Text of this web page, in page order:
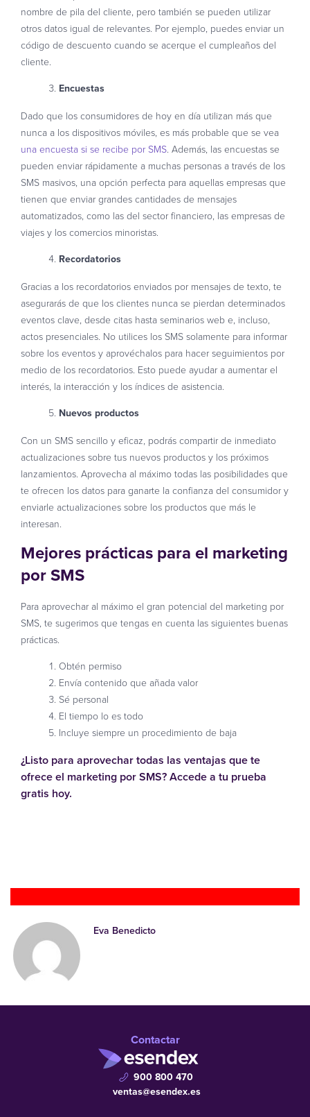
nombre de pila del cliente, pero también se pueden utilizar
otros datos igual de relevantes. Por ejemplo, puedes enviar un
código de descuento cuando se acerque el cumpleaños del
cliente.
Encuestas
Dado que los consumidores de hoy en día utilizan más que
nunca a los dispositivos móviles, es más probable que se vea
una encuesta si se recibe por SMS. Además, las encuestas se
pueden enviar rápidamente a muchas personas a través de los
SMS masivos, una opción perfecta para aquellas empresas que
tienen que enviar grandes cantidades de mensajes
automatizados, como las del sector financiero, las empresas de
viajes y los comercios minoristas.
Recordatorios
Gracias a los recordatorios enviados por mensajes de texto, te
asegurarás de que los clientes nunca se pierdan determinados
eventos clave, desde citas hasta seminarios web e, incluso,
actos presenciales. No utilices los SMS solamente para informar
sobre los eventos y aprovéchalos para hacer seguimientos por
medio de los recordatorios. Esto puede ayudar a aumentar el
interés, la interacción y los índices de asistencia.
Nuevos productos
Con un SMS sencillo y eficaz, podrás compartir de inmediato
actualizaciones sobre tus nuevos productos y los próximos
lanzamientos. Aprovecha al máximo todas las posibilidades que
te ofrecen los datos para ganarte la confianza del consumidor y
enviarle actualizaciones sobre los productos que más le
interesan.
Mejores prácticas para el marketing
por SMS
Para aprovechar al máximo el gran potencial del marketing por
SMS, te sugerimos que tengas en cuenta las siguientes buenas
prácticas.
Obtén permiso
Envía contenido que añada valor
Sé personal
El tiempo lo es todo
Incluye siempre un procedimiento de baja
¿Listo para aprovechar todas las ventajas que te
ofrece el marketing por SMS? Accede a tu prueba
gratis hoy.
Eva Benedicto
Contactar
900 800 470
ventas@esendex.es